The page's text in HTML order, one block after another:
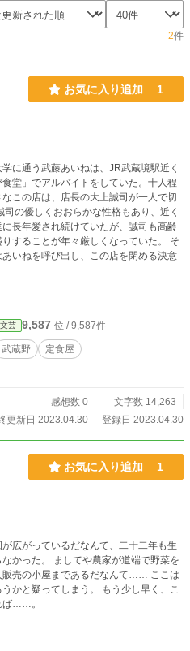
2件
お気に入り追加 1
に通う武藤あいねは、JR武蔵境駅近く
堂」でアルバイトをしていた。十人程
この店は、店長の大上誠司が一人で切
司の優しくおおらかな性格もあり、近く
長年愛され続けていたが、誠司も高齢
することが年々厳しくなっていた。 そ
いねを呼び出し、この店を閉める決意
芸 9,587 位 / 9,587件
武蔵野
定食屋
感想数 0
文字数 14,263
更新日 2023.04.30
登録日 2023.04.30
お気に入り追加 1
広がっているだなんて、二十二年も生
かった。 ましてや農家が道端で野菜を
販売の小屋まであるだなんて…… ここは
かと疑ってしまう。 もう少し早く、こ
ば……。